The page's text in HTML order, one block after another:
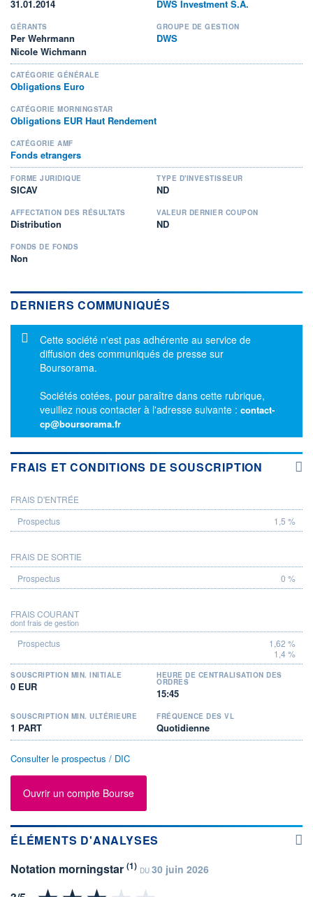
31.01.2014 DWS Investment S.A.
GÉRANTS
Per Wehrmann
Nicole Wichmann
GROUPE DE GESTION
DWS
CATÉGORIE GÉNÉRALE
Obligations Euro
CATÉGORIE MORNINGSTAR
Obligations EUR Haut Rendement
CATÉGORIE AMF
Fonds etrangers
FORME JURIDIQUE
SICAV
TYPE D'INVESTISSEUR
ND
AFFECTATION DES RÉSULTATS
Distribution
VALEUR DERNIER COUPON
ND
FONDS DE FONDS
Non
DERNIERS COMMUNIQUÉS
Message d'information
Cette société n'est pas adhérente au service de
diffusion des communiqués de presse sur
Boursorama.
Sociétés cotées, pour paraître dans cette rubrique,
veuillez nous contacter à l'adresse suivante : contact-
cp@boursorama.fr
FRAIS ET CONDITIONS DE SOUSCRIPTION
PROSPECTUS
FRAIS D'ENTRÉE
1,5 %
FRAIS DE SORTIE
0 %
FRAIS COURANT
dont frais de gestion
1,62 %
1,4 %
SOUSCRIPTION MIN. INITIALE
0 EUR
HEURE DE CENTRALISATION DES
ORDRES
15:45
SOUSCRIPTION MIN. ULTÉRIEURE
1 PART
FRÉQUENCE DES VL
Quotidienne
Consulter le prospectus / DIC
Ouvrir un compte Bourse
ÉLÉMENTS D'ANALYSES
Notation morningstar (1) DU 30 juin 2026